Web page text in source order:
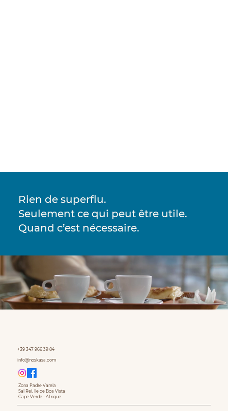
Rien de superflu.
Seulement ce qui peut être utile.
Quand c’est nécessaire.
Zona Padre Varela
Sal Rei, Ile de Boa Vista
Cape Verde - Afrique
+39 347 966 39 84
info@noskasa.com